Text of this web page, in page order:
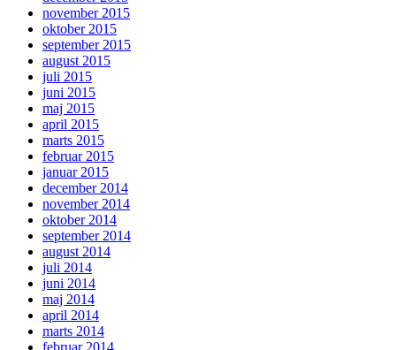
november 2015
oktober 2015
september 2015
august 2015
juli 2015
juni 2015
maj 2015
april 2015
marts 2015
februar 2015
januar 2015
december 2014
november 2014
oktober 2014
september 2014
august 2014
juli 2014
juni 2014
maj 2014
april 2014
marts 2014
februar 2014